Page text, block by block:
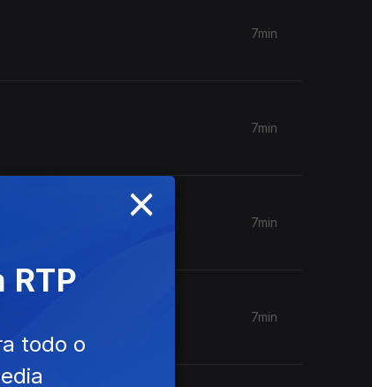
7min
7min
7min
7min
×
RTP
todo o